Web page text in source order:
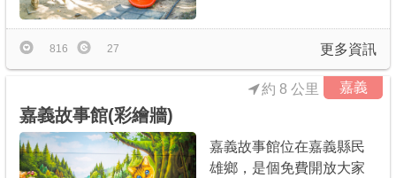
更多資訊
816 27
嘉義
約 8 公里
嘉義故事館(彩繪牆)
嘉義故事館位在嘉義縣民
雄鄉，是個免費開放大家